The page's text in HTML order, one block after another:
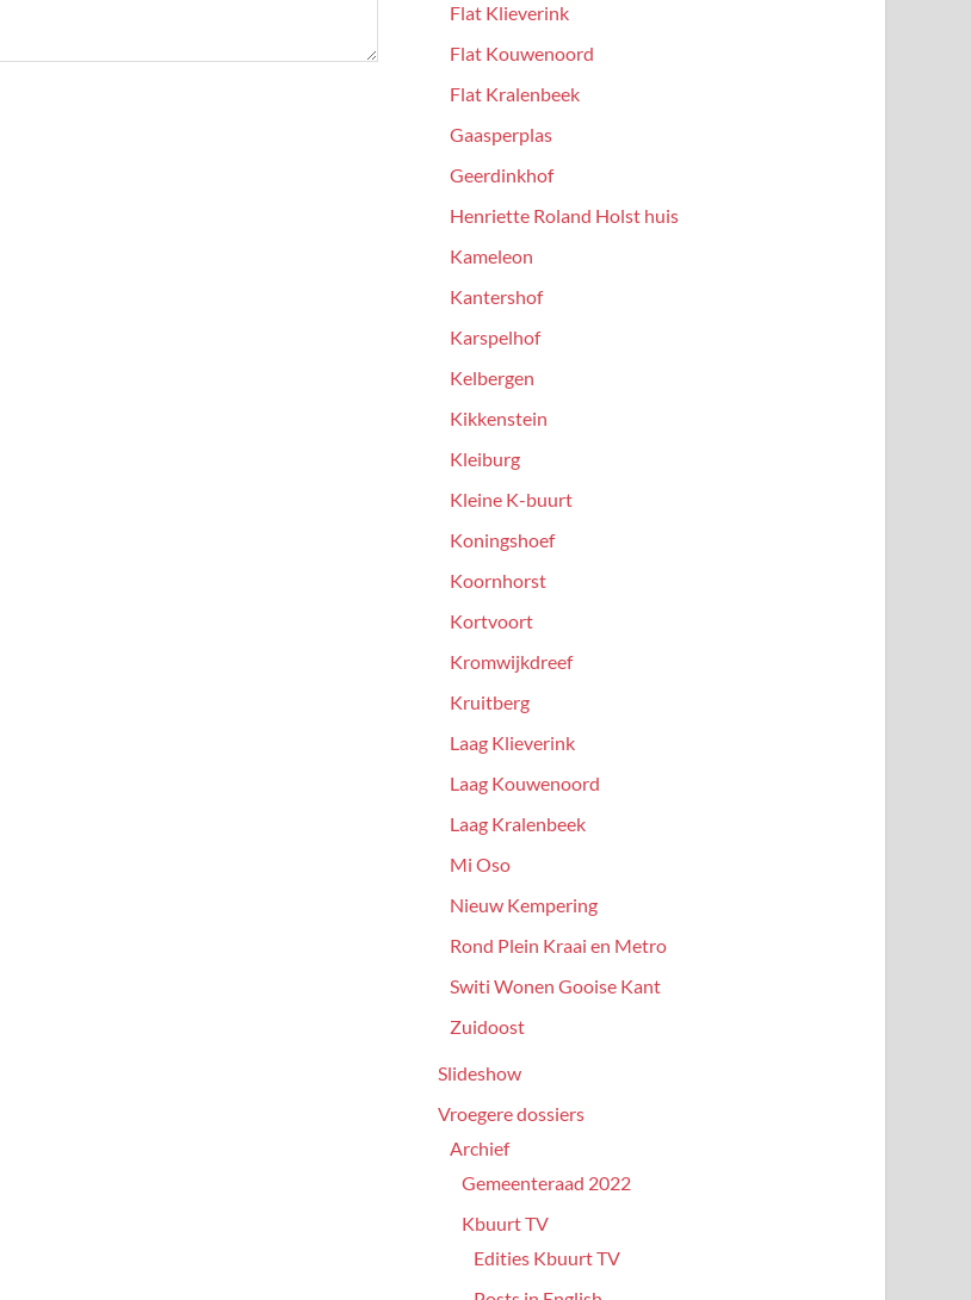
Flat Klieverink
Flat Kouwenoord
Flat Kralenbeek
Gaasperplas
Geerdinkhof
Henriette Roland Holst huis
Kameleon
Kantershof
Karspelhof
Kelbergen
Kikkenstein
Kleiburg
Kleine K-buurt
Koningshoef
Koornhorst
Kortvoort
Kromwijkdreef
Kruitberg
Laag Klieverink
Laag Kouwenoord
Laag Kralenbeek
Mi Oso
Nieuw Kempering
Rond Plein Kraai en Metro
Switi Wonen Gooise Kant
Zuidoost
Slideshow
Vroegere dossiers
Archief
Gemeenteraad 2022
Kbuurt TV
Edities Kbuurt TV